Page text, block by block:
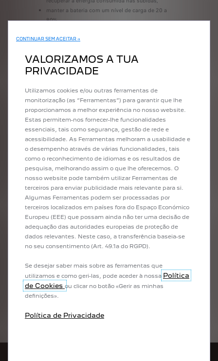
manter a bateria com um nível de carga de 20 a
80%,
verificar a pressão dos pneus.
O automóvel democratizou as férias e continua a
transformar-se para responder às expectativas e
necessidades dos viajantes. Com a sua vasta gama de
veículos e serviços de mobilidade, a Peugeot oferece
soluções para todos os tipos de férias, desde viagens
em família a passeios de bicicleta ao fim de semana.
Marque hoje mesmo o seu test-driveno ponto de
venda mais próximo de si!
DESCUBRA TODOS OS
NOSSOS ARTIGOS
CONTINUAR SEM ACEITAR →
VALORIZAMOS A TUA
PRIVACIDADE
Utilizamos cookies e/ou outras ferramentas de
monitorização (as “Ferramentas”) para garantir que lhe
proporcionamos a melhor experiência no nosso website.
Estas permitem-nos fornecer-lhe funcionalidades
essenciais, tais como segurança, gestão de rede e
acessibilidade. As Ferramentas melhoram a usabilidade e
o desempenho através de várias funcionalidades, tais
como o reconhecimento de idiomas e os resultados de
pesquisa, melhorando assim o que lhe oferecemos. O
nosso website pode também utilizar Ferramentas de
terceiros para enviar publicidade mais relevante para si.
Algumas Ferramentas podem ser processadas por
terceiros localizados em países fora do Espaço Económico
Europeu (EEE) que possam ainda não ter uma decisão de
adequação das autoridades europeias de proteção de
dados relevantes. Neste caso, a transferência baseia-se
no seu consentimento (Art. 49.1a do RGPD).
Se desejar saber mais sobre as ferramentas que
utilizamos e como geri-las, pode aceder à nossa Política
de Cookies ou clicar no botão «Gerir as minhas
definições».
Política de Privacidade